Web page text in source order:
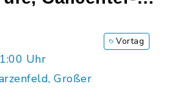
Uhr
Großer
Vortag